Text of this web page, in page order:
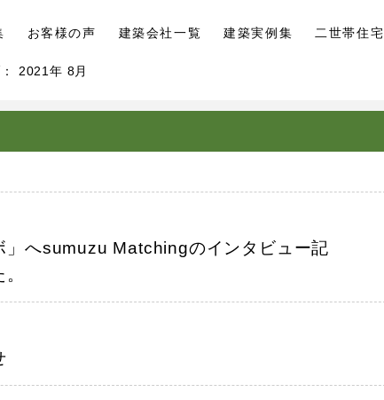
お客様の声 建築会社一覧 建築実例集 二世帯住宅
2021年 8月
」へsumuzu Matchingのインタビュー記